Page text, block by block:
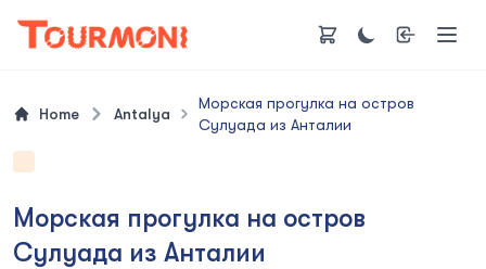
Home Antalya
Морская прогулка на остров
Сулуада из Анталии
Морская прогулка на остров
Сулуада из Анталии